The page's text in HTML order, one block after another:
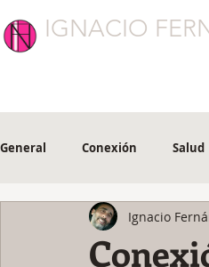
IGNACIO
General Conexión Salud
Ignacio